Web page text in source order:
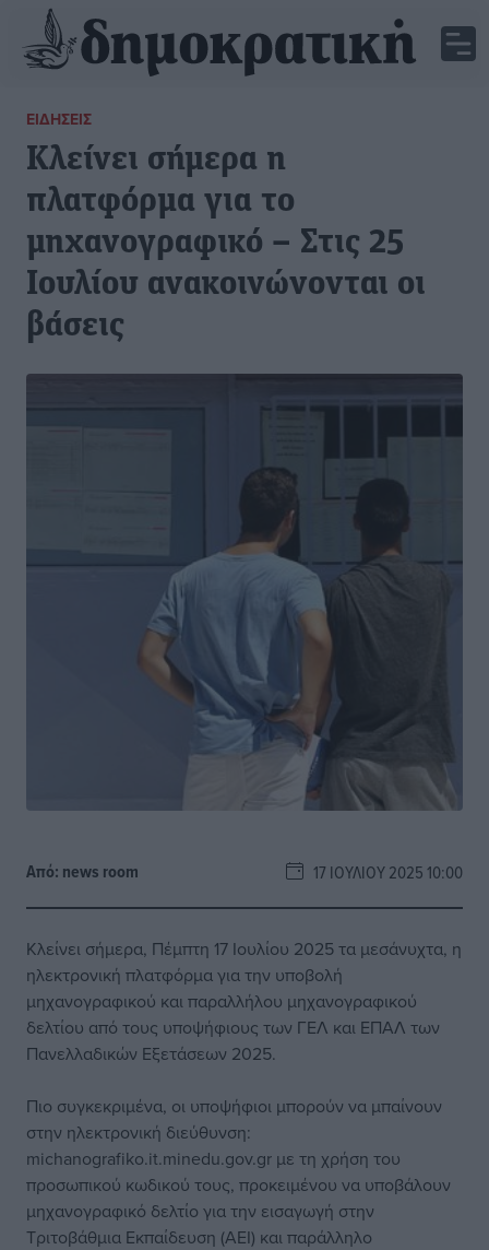
ΕΙΔΉΣΕΙΣ
Κλείνει σήμερα η
πλατφόρμα για το
μηχανογραφικό – Στις 25
Ιουλίου ανακοινώνονται οι
βάσεις
Από: news room 17 ΙΟΥΛΊΟΥ 2025 10:00
Κλείνει σήμερα, Πέμπτη 17 Ιουλίου 2025 τα μεσάνυχτα, η
ηλεκτρονική πλατφόρμα για την υποβολή
μηχανογραφικού και παραλλήλου μηχανογραφικού
δελτίου από τους υποψήφιους των ΓΕΛ και ΕΠΑΛ των
Πανελλαδικών Εξετάσεων 2025.
Πιο συγκεκριμένα, οι υποψήφιοι μπορούν να μπαίνουν
στην ηλεκτρονική διεύθυνση:
michanografiko.it.minedu.gov.gr με τη χρήση του
προσωπικού κωδικού τους, προκειμένου να υποβάλουν
μηχανογραφικό δελτίο για την εισαγωγή στην
Τριτοβάθμια Εκπαίδευση (ΑΕΙ) και παράλληλο